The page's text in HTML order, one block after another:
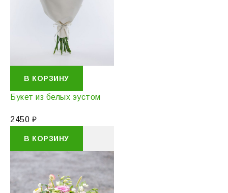
В КОРЗИНУ
Букет из белых эустом
2450 ₽
В КОРЗИНУ